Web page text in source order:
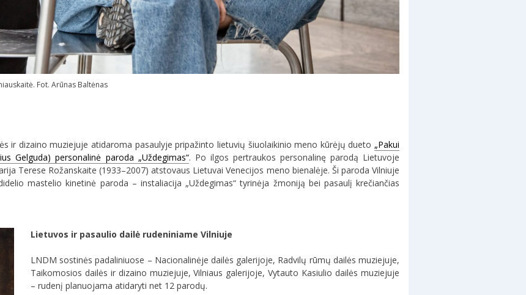
Fot. Arūnas Baltėnas
ir dizaino muziejuje atidaroma pasaulyje pripažinto lietuvių šiuolaikinio meno kūrėjų dueto „Pakui
Gelguda) personalinė paroda „Uždegimas“. Po ilgos pertraukos personalinę parodą Lietuvoje
Terese Rožanskaite (1933–2007) atstovaus Lietuvai Venecijos meno bienalėje. Ši paroda Vilniuje
mastelio kinetinė paroda – instaliacija „Uždegimas“ tyrinėja žmoniją bei pasaulį krečiančias
Lietuvos ir pasaulio dailė rudeniniame Vilniuje
LNDM sostinės padaliniuose – Nacionalinėje dailės galerijoje, Radvilų rūmų dailės muziejuje,
Taikomosios dailės ir dizaino muziejuje, Vilniaus galerijoje, Vytauto Kasiulio dailės muziejuje
– rudenį planuojama atidaryti net 12 parodų.